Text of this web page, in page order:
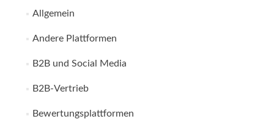
Allgemein
Andere Plattformen
B2B und Social Media
B2B-Vertrieb
Bewertungsplattformen